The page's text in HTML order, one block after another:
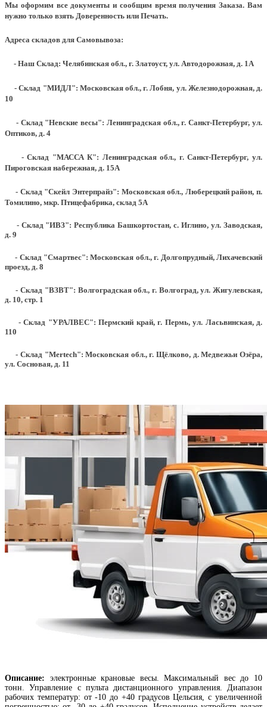
Мы оформим все документы и сообщим время получения Заказа. Вам
нужно только взять Доверенность или Печать.
Адреса складов для Самовывоза:
- Наш Склад: Челябинская обл., г. Златоуст, ул. Автодорожная, д. 1А
- Склад "МИДЛ": Московская обл., г. Лобня, ул. Железнодорожная, д.
10
- Склад "Невские весы": Ленинградская обл., г. Санкт-Петербург, ул.
Оптиков, д. 4
- Склад "МАССА К": Ленинградская обл., г. Санкт-Петербург, ул.
Пироговская набережная, д. 15А
- Склад "Скейл Энтерпрайз": Московская обл., Люберецкий район, п.
Томилино, мкр. Птицефабрика, склад 5А
- Склад "ИВЗ": Республика Башкортостан, с. Иглино, ул. Заводская,
д. 9
- Склад "Смартвес":Московская обл., г. Долгопрудный, Лихачевский
проезд, д. 8
- Склад "ВЗВТ": Волгоградская обл., г. Волгоград, ул. Жигулевская,
д. 10, стр. 1
- Склад "УРАЛВЕС": Пермский край, г. Пермь, ул. Ласьвинская, д.
110
- Склад "Mertech": Московская обл., г. Щёлково, д. Медвежьи Озёра,
ул. Сосновая, д. 11
Описание: электронные крановые весы. Максимальный вес до 10
тонн. Управление с пульта дистанционного управления. Диапазон
рабочих температур: от -10 до +40 градусов Цельсия, с увеличенной